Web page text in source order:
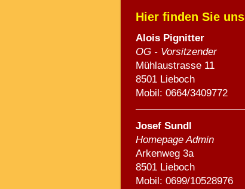
Hier finden Sie uns
Alois Pignitter
OG - Vorsitzender
Mühlaustrasse 11
8501 Lieboch
Mobil: 0664/3409772
Josef Sundl
Homepage Admin
Arkenweg 3a
8501 Lieboch
Mobil: 0699/10528976